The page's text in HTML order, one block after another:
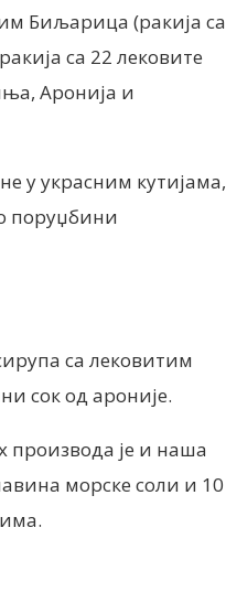
Биљарица (ракија са
са 22 лековите
Аронија и
у украсним кутијама,
поруџбини
са лековитим
сок од ароније.
је и наша
морске соли и 10